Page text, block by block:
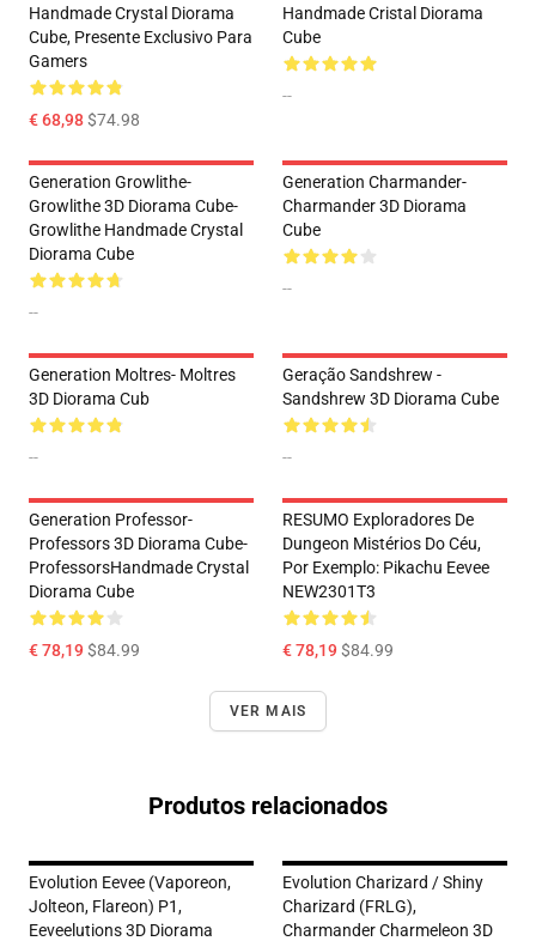
Handmade Crystal Diorama
Cube, Presente Exclusivo Para
Gamers
€ 68,98$74.98
Handmade Cristal Diorama
Cube
--
Generation Growlithe-
Growlithe 3D Diorama Cube-
Growlithe Handmade Crystal
Diorama Cube
--
Generation Charmander-
Charmander 3D Diorama
Cube
--
Generation Moltres- Moltres
3D Diorama Cub
--
Geração Sandshrew -
Sandshrew 3D Diorama Cube
--
Generation Professor-
Professors 3D Diorama Cube-
ProfessorsHandmade Crystal
Diorama Cube
€ 78,19$84.99
RESUMO Exploradores De
Dungeon Mistérios Do Céu,
Por Exemplo: Pikachu Eevee
NEW2301T3
€ 78,19$84.99
VER MAIS
Produtos relacionados
Evolution Eevee (Vaporeon,
Jolteon, Flareon) P1,
Eeveelutions 3D Diorama
Evolution Charizard / Shiny
Charizard (FRLG),
Charmander Charmeleon 3D